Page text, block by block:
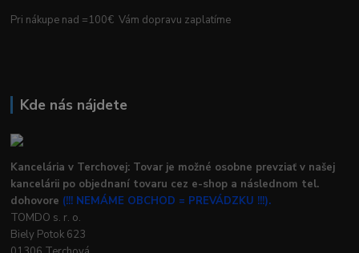
Pri nákupe nad =100€ Vám dopravu zaplatíme
Kde nás nájdete
Kancelária v Terchovej: Tovar je možné osobne prevziať v našej
kancelárii po objednaní tovaru cez e-shop a následnom tel.
dohovore (!!! NEMÁME OBCHOD = PREVÁDZKU !!!).
TOMDO s. r. o.
Biely Potok 623